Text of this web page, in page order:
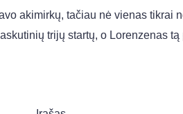
akimirkų, tačiau nė vienas tikrai
trijų startų, o Lorenzenas